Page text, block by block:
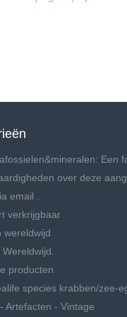
Een
over deze
email .
verkrijgbaar
wereldwijd
producten
species krabben/zee-
Artefacten - Vintage